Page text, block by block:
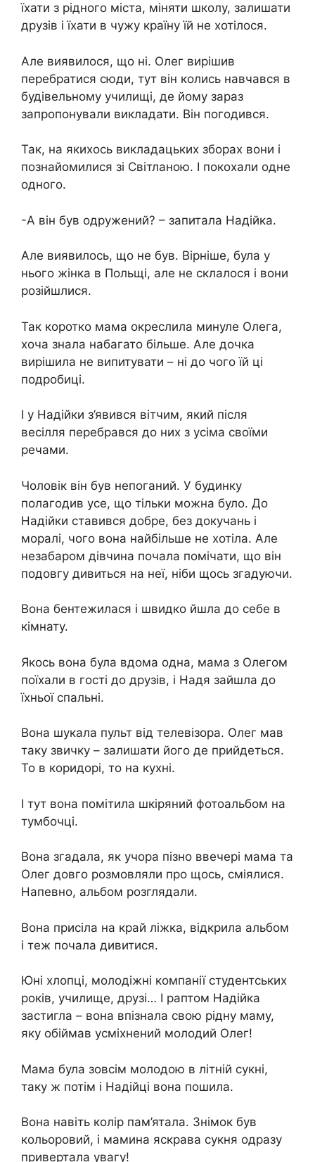
їхати з рідного міста, міняти школу, залишати
друзів і їхати в чужу країну їй не хотілося.
Але виявилося, що ні. Олег вирішив
перебратися сюди, тут він колись навчався в
будівельному училищі, де йому зараз
запропонували викладати. Він погодився.
Так, на якихось викладацьких зборах вони і
познайомилися зі Світланою. І покохали одне
одного.
-А він був одружений? – запитала Надійка.
Але виявилось, що не був. Вірніше, була у
нього жінка в Польщі, але не склалося і вони
розійшлися.
Так коротко мама окреслила минуле Олега,
хоча знала набагато більше. Але дочка
вирішила не випитувати – ні до чого їй ці
подробиці.
І у Надійки з’явився вітчим, який після
весілля перебрався до них з усіма своїми
речами.
Чоловік він був непоганий. У будинку
полагодив усе, що тільки можна було. До
Надійки ставився добре, без докучань і
моралі, чого вона найбільше не хотіла. Але
незабаром дівчина почала помічати, що він
подовгу дивиться на неї, ніби щось згадуючи.
Вона бентежилася і швидко йшла до себе в
кімнату.
Якось вона була вдома одна, мама з Олегом
поїхали в гості до друзів, і Надя зайшла до
їхньої спальні.
Вона шукала пульт від телевізора. Олег мав
таку звичку – залишати його де прийдеться.
То в коридорі, то на кухні.
І тут вона помітила шкіряний фотоальбом на
тумбочці.
Вона згадала, як учора пізно ввечері мама та
Олег довго розмовляли про щось, сміялися.
Напевно, альбом розглядали.
Вона присіла на край ліжка, відкрила альбом
і теж почала дивитися.
Юні хлопці, молодіжні компанії студентських
років, училище, друзі… І раптом Надійка
застигла – вона впізнала свою рідну маму,
яку обіймав усміхнений молодий Олег!
Мама була зовсім молодою в літній сукні,
таку ж потім і Надійці вона пошила.
Вона навіть колір пам’ятала. Знімок був
кольоровий, і мамина яскрава сукня одразу
привертала увагу!